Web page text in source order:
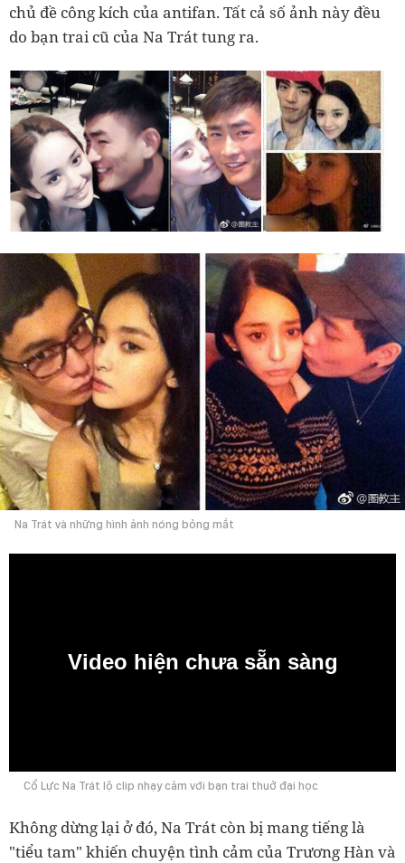
chủ đề công kích của antifan. Tất cả số ảnh này đều
do bạn trai cũ của Na Trát tung ra.
Na Trát và những hình ảnh nóng bỏng mắt
Video hiện chưa sẵn sàng
Cổ Lực Na Trát lộ clip nhạy cảm với bạn trai thuở đại học
Không dừng lại ở đó, Na Trát còn bị mang tiếng là
"tiểu tam" khiến chuyện tình cảm của Trương Hàn và